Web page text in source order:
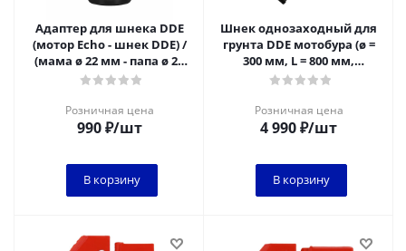
Адаптер для шнека DDE
(мотор Echo - шнек DDE) /
(мама ø 22 мм - папа ø 20
мм)
Розничная цена
990₽/шт
В корзину
Шнек однозаходный для
грунта DDE мотобура (ø =
300 мм, L = 800 мм,
посадка на вал 20 мм)
Розничная цена
4 990₽/шт
В корзину